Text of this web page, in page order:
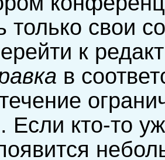
только свои
к
в
Если кто-то